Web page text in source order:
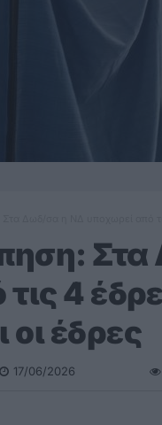
4
οι έδρες
17/06/2026